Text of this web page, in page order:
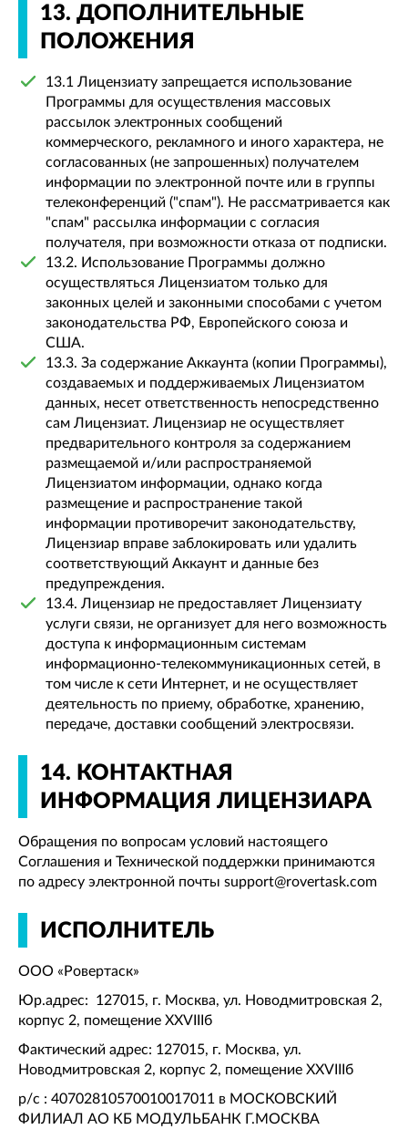
13. ДОПОЛНИТЕЛЬНЫЕ
ПОЛОЖЕНИЯ
13.1 Лицензиату запрещается использование
Программы для осуществления массовых
рассылок электронных сообщений
коммерческого, рекламного и иного характера, не
согласованных (не запрошенных) получателем
информации по электронной почте или в группы
телеконференций ("спам"). Не рассматривается как
"спам" рассылка информации с согласия
получателя, при возможности отказа от подписки.
13.2. Использование Программы должно
осуществляться Лицензиатом только для
законных целей и законными способами с учетом
законодательства РФ, Европейского союза и
США.
13.3. За содержание Аккаунта (копии Программы),
создаваемых и поддерживаемых Лицензиатом
данных, несет ответственность непосредственно
сам Лицензиат. Лицензиар не осуществляет
предварительного контроля за содержанием
размещаемой и/или распространяемой
Лицензиатом информации, однако когда
размещение и распространение такой
информации противоречит законодательству,
Лицензиар вправе заблокировать или удалить
соответствующий Аккаунт и данные без
предупреждения.
13.4. Лицензиар не предоставляет Лицензиату
услуги связи, не организует для него возможность
доступа к информационным системам
информационно-телекоммуникационных сетей, в
том числе к сети Интернет, и не осуществляет
деятельность по приему, обработке, хранению,
передаче, доставки сообщений электросвязи.
14. КОНТАКТНАЯ
ИНФОРМАЦИЯ ЛИЦЕНЗИАРА
Обращения по вопросам условий настоящего
Соглашения и Технической поддержки принимаются
по адресу электронной почты support@rovertask.com
ИСПОЛНИТЕЛЬ
ООО «Ровертаск»
Юр.адрес: 127015, г. Москва, ул. Новодмитровская 2,
корпус 2, помещение XXVIIIб
Фактический адрес: 127015, г. Москва, ул.
Новодмитровская 2, корпус 2, помещение XXVIIIб
р/c : 40702810570010017011 в МОСКОВСКИЙ
ФИЛИАЛ АО КБ МОДУЛЬБАНК Г.МОСКВА